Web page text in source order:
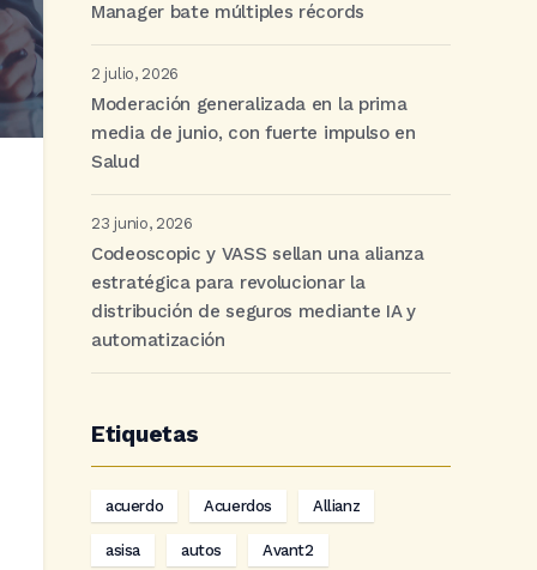
Manager bate múltiples récords
2 julio, 2026
Moderación generalizada en la prima
media de junio, con fuerte impulso en
Salud
23 junio, 2026
Codeoscopic y VASS sellan una alianza
estratégica para revolucionar la
distribución de seguros mediante IA y
automatización
Etiquetas
acuerdo Acuerdos Allianz
asisa autos Avant2